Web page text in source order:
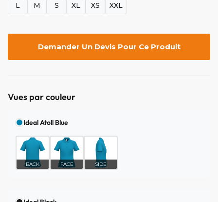
L M S XL XS XXL
Demander Un Devis Pour Ce Produit
Vues par couleur
Ideal Atoll Blue
BACK FACE SIDE